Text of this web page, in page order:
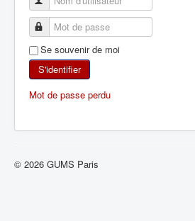
Se souvenir de moi
S'identifier
Mot de passe perdu
© 2026 GUMS Paris